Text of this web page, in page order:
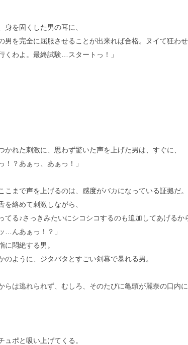
を固くした男の耳に、
男を完全に屈服させることが出来れば合格。ヌイて狂わ
わよ。最終試験…スタートっ！」
れた刺激に、思わず驚いた声を上げた男は、すぐに、
？あぁっ、あぁっ！」
まで声を上げるのは、感度がバカになっている証拠だ。
絡めて刺激しながら、
てる♪さっきみたいにシコシコするのも追加してあげるか
…んあぁっ！？」
悶絶する男。
ように、ジタバタとすごい剣幕で暴れる男。
は逃れられず、むしろ、そのたびに亀頭が麗奈の口内
ポと吸い上げてくる。